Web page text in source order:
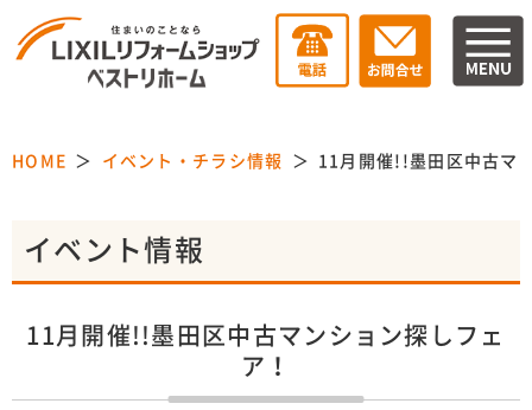
HOME イベント・チラシ情報 11月開催!!墨田区中古マ
イベント情報
11月開催!!墨田区中古マンション探しフェ
ア！